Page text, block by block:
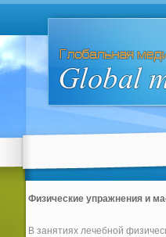
Физические упражнения и
В занятиях лечебной